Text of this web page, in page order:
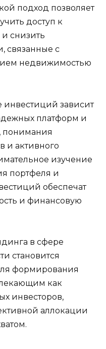
подход позволяет
доступ к
снизить
связанные с
недвижимостью
инвестиций зависит
платформ и
понимания
и активного
изучение
портфеля и
обеспечат
и финансовую
в сфере
становится
формирования
как
инвесторов,
аллокации